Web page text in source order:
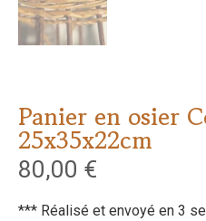
Panier en osier
25x35x22cm
80,00 €
*** Réalisé et envoyé en 3